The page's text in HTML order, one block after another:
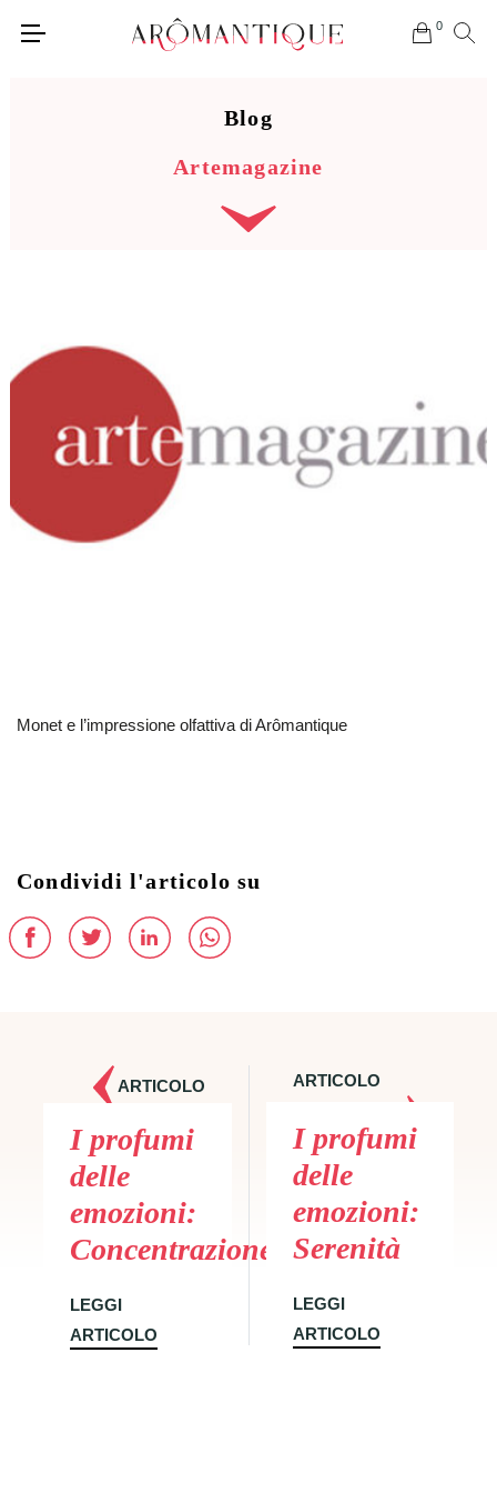
0
Blog
Artemagazine
Monet e l’impressione olfattiva di Arômantique
Condividi l'articolo su
ARTICOLO
PRECEDENTE
I profumi
delle
emozioni:
Concentrazione
LEGGI
ARTICOLO
ARTICOLO
I profumi
delle
emozioni:
Serenità
LEGGI
ARTICOLO